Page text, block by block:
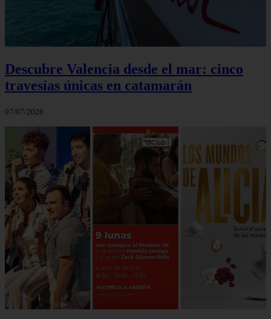
Descubre Valencia desde el mar: cinco
travesías únicas en catamarán
07/07/2026